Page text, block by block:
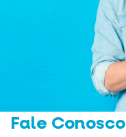
Fale Conosco